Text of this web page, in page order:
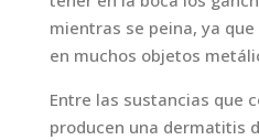
mientras se peina, ya
en muchos objetos
Entre las sustancias que
producen una dermatitis